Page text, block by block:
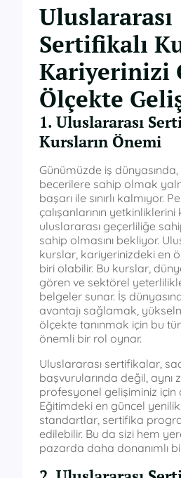
Uluslararası
Sertifikalı
Kariyerinizi
Ölçekte
1. Uluslararası
Kursların Önemi
Günümüzde iş
becerilere sahip olmak
başarı ile sınırlı kalmıyor.
çalışanlarının yetkinliklerini
uluslararası geçerliliğe
sahip olmasını bekliyor.
kurslar, kariyerinizdeki en
biri olabilir. Bu kurslar,
gören ve sektörel
belgeler sunar. İş
avantajı sağlamak,
ölçekte tanınmak için bu
önemli bir rol oynar.
Uluslararası sertifikalar,
başvurularında değil, aynı
profesyonel gelişiminiz için
Eğitimdeki en güncel
standartlar, sertifika
edilebilir. Bu da sizi hem
pazarda daha donanımlı